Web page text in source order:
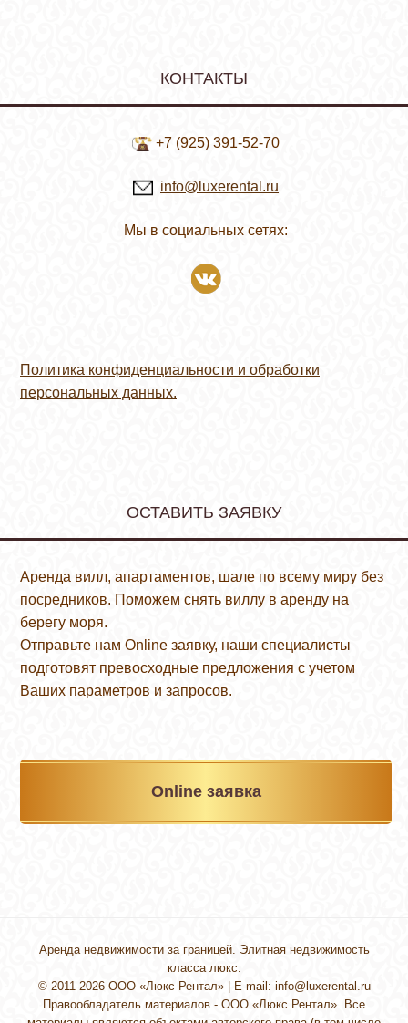
КОНТАКТЫ
+7 (925) 391-52-70
info@luxerental.ru
Мы в социальных сетях:
Политика конфиденциальности и обработки
персональных данных.
ОСТАВИТЬ ЗАЯВКУ
Аренда вилл, апартаментов, шале по всему миру без
посредников. Поможем снять виллу в аренду на
берегу моря.
Отправьте нам Online заявку, наши специалисты
подготовят превосходные предложения с учетом
Ваших параметров и запросов.
Online заявка
Аренда недвижимости за границей. Элитная недвижимость
класса люкс.
© 2011-2026 ООО «Люкс Рентал» | E-mail: info@luxerental.ru
Правообладатель материалов - ООО «Люкс Рентал». Все